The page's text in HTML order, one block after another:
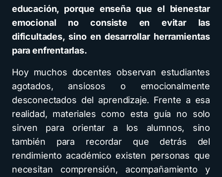
educación, porque enseña que el bienestar
emocional no consiste en evitar las
dificultades, sino en desarrollar herramientas
para enfrentarlas.
Hoy muchos docentes observan estudiantes
agotados, ansiosos o emocionalmente
desconectados del aprendizaje. Frente a esa
realidad, materiales como esta guía no solo
sirven para orientar a los alumnos, sino
también para recordar que detrás del
rendimiento académico existen personas que
necesitan comprensión, acompañamiento y